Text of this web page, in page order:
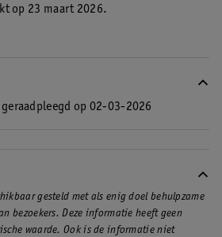
op 23 maart 2026.
geraadpleegd op 02-03-2026
gesteld met als enig doel behulpzame
bezoekers. Deze informatie heeft geen
waarde. Ook is de informatie niet